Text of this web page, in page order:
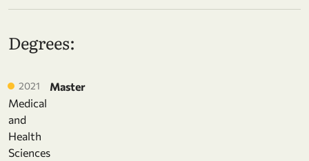
Degrees:
2021
Master
Medical
and
Health
Sciences